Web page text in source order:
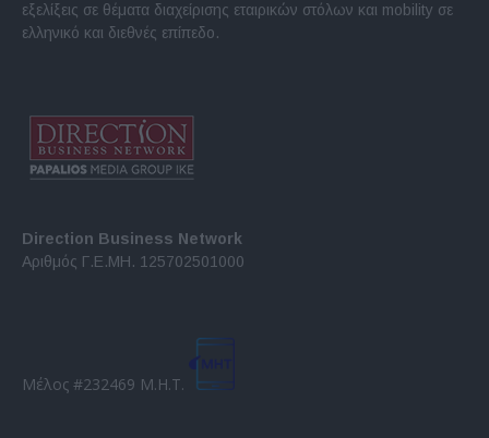
εξελίξεις σε θέματα διαχείρισης εταιρικών στόλων και mobility σε
ελληνικό και διεθνές επίπεδο.
Direction Business Network
Αριθμός Γ.Ε.ΜΗ. 125702501000
Μέλος #232469 Μ.Η.Τ.